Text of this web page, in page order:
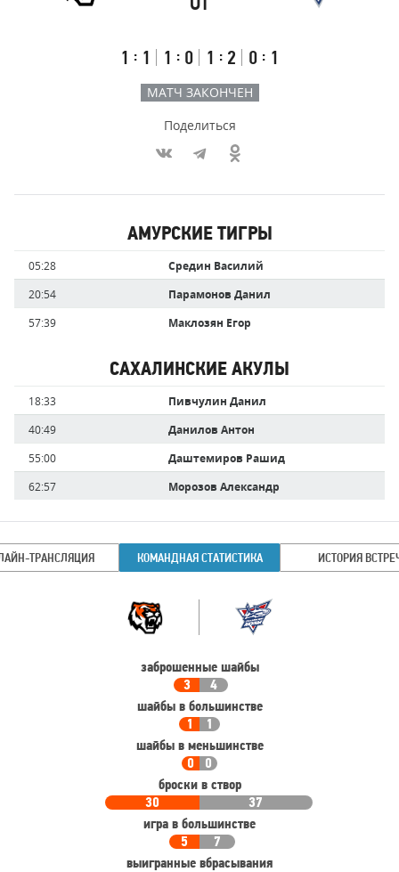
ОТ
Первый
тайм
1 : 1
Второй
тайм
1 : 0
Третий
тайм
1 : 2 Овертайм
0 : 1
МАТЧ ЗАКОНЧЕН
Поделиться
забившие
голы
АМУРСКИЕ ТИГРЫ
Время Имя
игрока
05:28
Средин Василий
20:54
Парамонов Данил
57:39
Маклозян Егор
САХАЛИНСКИЕ АКУЛЫ
Время Имя
игрока
18:33
Пивчулин Данил
40:49
Данилов Антон
55:00
Даштемиров Рашид
62:57
Морозов Александр
ТРАНСЛЯЦИЯ КОМАНДНАЯ СТАТИСТИКА ИСТОРИЯ
Команда
заброшенные шайбы
3
4
шайбы в большинстве
1
1
шайбы в меньшинстве
0
0
броски в створ
30
37
игра в большинстве
5
7
выигранные вбрасывания